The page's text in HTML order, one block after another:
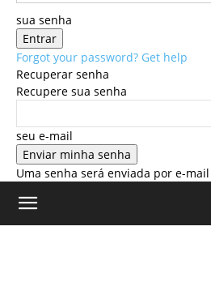
sua senha
Forgot your password? Get help
Recuperar senha
Recupere sua senha
seu e-mail
Uma senha será enviada por e-